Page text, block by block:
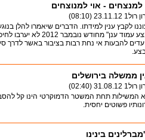
למנצחים - אוי למנוצחים
רול1
23.11.12 (08:10)
לקבץ ענין למידתו. הדברים שיאמרו להלן
"מבצע עמוד ענן" מחודש נובמבר
עדים להבעות אי נחת רבות בציבור באשר לדרך
ממשלה בירושלים
רול1
31.08.12 (02:40)
המשילות תחת המשטר הדמוקרטי הינו קל
פשוטים יחסית.
בינינו